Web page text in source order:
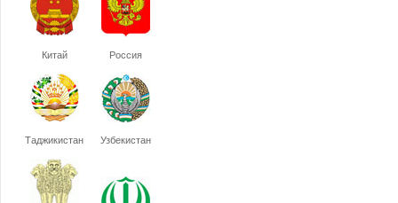
Китай Россия
Таджикистан Узбекистан